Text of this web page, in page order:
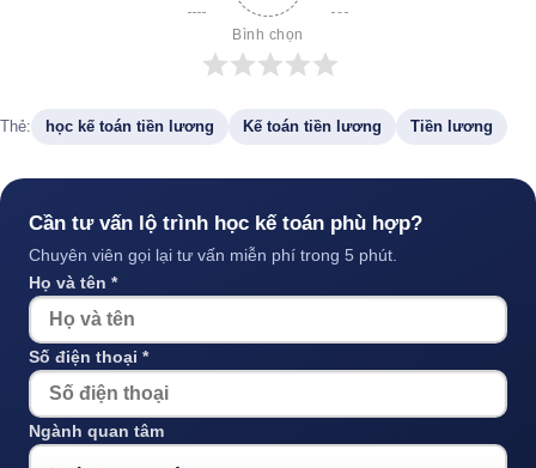
Bình chọn
Thẻ: học kế toán tiền lương Kế toán tiền lương Tiền lương
Cần tư vấn lộ trình học kế toán phù hợp?
Chuyên viên gọi lại tư vấn miễn phí trong 5 phút.
Họ và tên *
Số điện thoại *
Ngành quan tâm